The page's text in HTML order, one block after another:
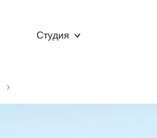
Студия